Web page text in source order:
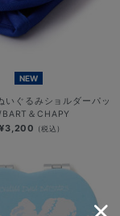
NEW
いぐるみショルダーパッ
BART＆CHAPY
¥3,200 (税込)